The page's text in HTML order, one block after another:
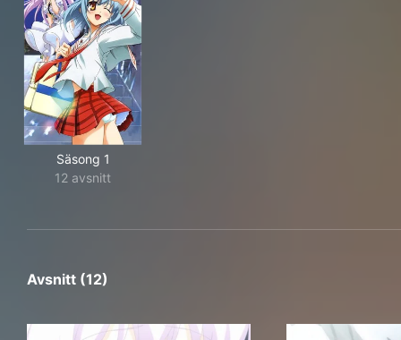
Säsong 1
12 avsnitt
Avsnitt (12)